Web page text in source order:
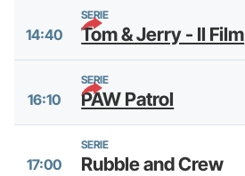
SERIE
14:40 Tom & Jerry - Il Film
SERIE
16:10 PAW Patrol
SERIE
17:00 Rubble and Crew